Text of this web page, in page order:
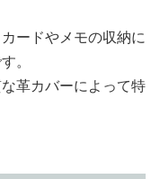
ードやメモの収納に
。
革カバーによって特